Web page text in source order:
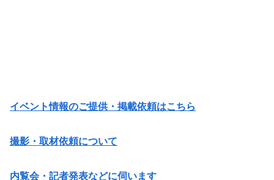
イベント情報のご提供・掲載依頼はこちら
撮影・取材依頼について
内覧会・記者発表などに伺います